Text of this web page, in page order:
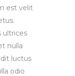
est velit
ultrices
nulla
luctus
odio